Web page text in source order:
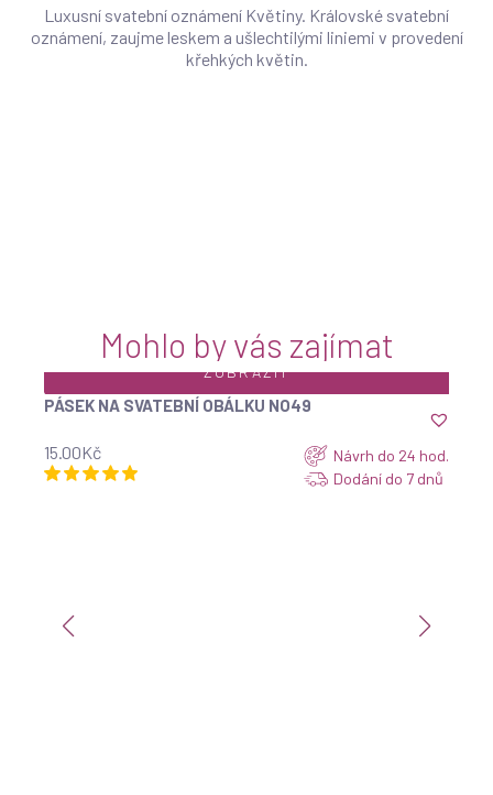
Luxusní svatební oznámení Květiny. Královské svatební
oznámení, zaujme leskem a ušlechtilými liniemi v provedení
křehkých květin.
Mohlo by vás zajímat
ZOBRAZIT
PÁSEK NA SVATEBNÍ OBÁLKU NO49
15.00Kč
Návrh do 24 hod.
Dodání do 7 dnů